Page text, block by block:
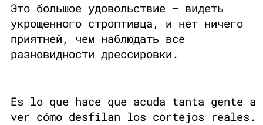
Это большое удовольствие — видеть
укрощенного строптивца, и нет ничего
приятней, чем наблюдать все
разновидности дрессировки.
Es lo que hace que acuda tanta gente a
ver cómo desfilan los cortejos reales.